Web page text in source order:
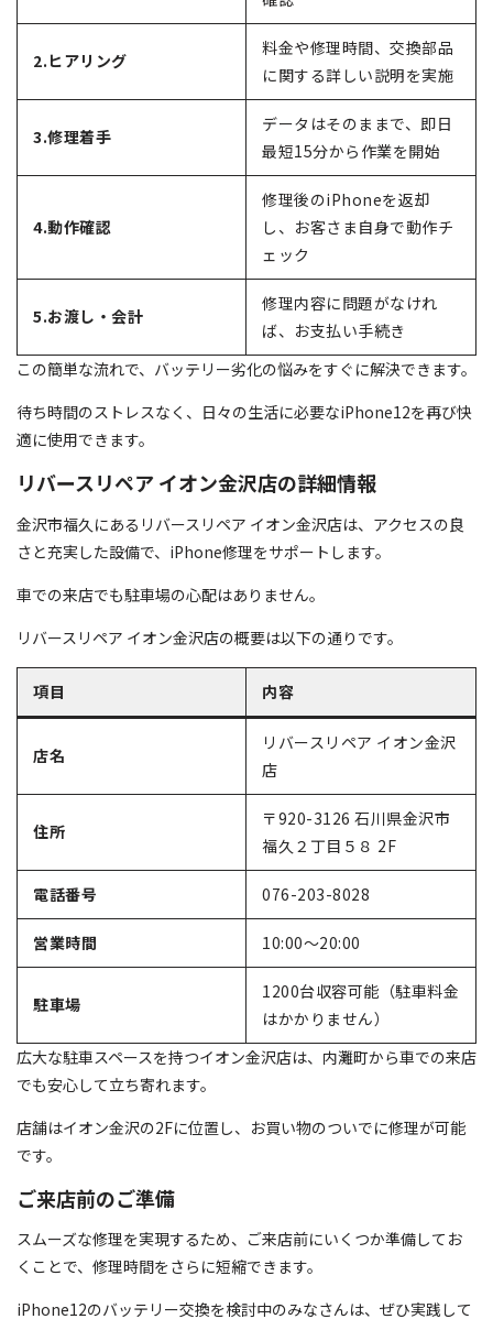
2.ヒアリング
料金や修理時間、交換部品
に関する詳しい説明を実施
3.修理着手
データはそのままで、即日
最短15分から作業を開始
4.動作確認
修理後のiPhoneを返却
し、お客さま自身で動作チ
ェック
5.お渡し・会計
修理内容に問題がなけれ
ば、お支払い手続き
この簡単な流れで、バッテリー劣化の悩みをすぐに解決できます。
待ち時間のストレスなく、日々の生活に必要なiPhone12を再び快
適に使用できます。
リバースリペア イオン金沢店の詳細情報
金沢市福久にあるリバースリペア イオン金沢店は、アクセスの良
さと充実した設備で、iPhone修理をサポートします。
車での来店でも駐車場の心配はありません。
リバースリペア イオン金沢店の概要は以下の通りです。
項目 内容
店名
リバースリペア イオン金沢
店
住所
〒920-3126 石川県金沢市
福久２丁目５８ 2F
電話番号 076-203-8028
営業時間 10:00～20:00
駐車場
1200台収容可能（駐車料金
はかかりません）
広大な駐車スペースを持つイオン金沢店は、内灘町から車での来店
でも安心して立ち寄れます。
店舗はイオン金沢の2Fに位置し、お買い物のついでに修理が可能
です。
ご来店前のご準備
スムーズな修理を実現するため、ご来店前にいくつか準備してお
くことで、修理時間をさらに短縮できます。
iPhone12のバッテリー交換を検討中のみなさんは、ぜひ実践して